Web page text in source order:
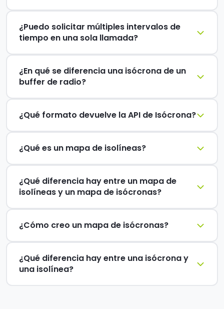
¿Puedo solicitar múltiples intervalos de
tiempo en una sola llamada?
¿En qué se diferencia una isócrona de un
buffer de radio?
¿Qué formato devuelve la API de Isócrona?
¿Qué es un mapa de isolíneas?
¿Qué diferencia hay entre un mapa de
isolíneas y un mapa de isócronas?
¿Cómo creo un mapa de isócronas?
¿Qué diferencia hay entre una isócrona y
una isolínea?